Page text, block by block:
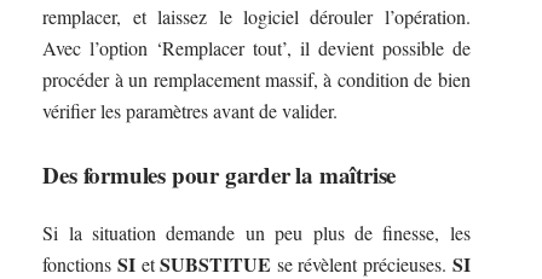
remplacer, et laissez le logiciel dérouler l’opération.
Avec l’option ‘Remplacer tout’, il devient possible de
procéder à un remplacement massif, à condition de bien
vérifier les paramètres avant de valider.
Des formules pour garder la maîtrise
Si la situation demande un peu plus de finesse, les
fonctions SIetSUBSTITUE se révèlent précieuses. SI